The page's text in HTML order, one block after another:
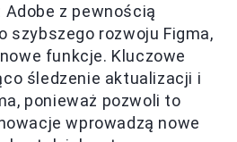
Adobe z pewnością
szybszego rozwoju Figma,
funkcje. Kluczowe
śledzenie aktualizacji i
ponieważ pozwoli to
wprowadzą nowe